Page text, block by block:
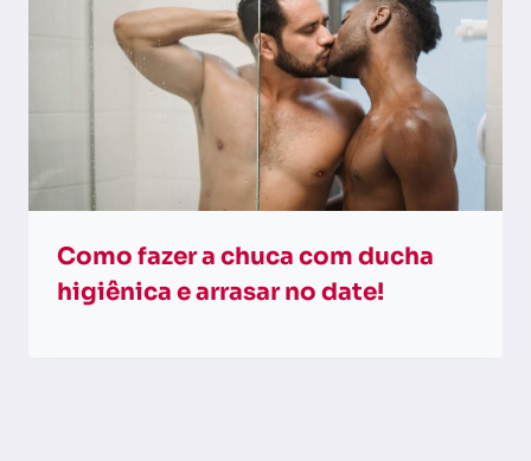
Como fazer a chuca com ducha
higiênica e arrasar no date!